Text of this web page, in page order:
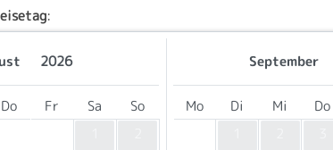
:
2026
Do Fr Sa
So
September
Mo Di Mi Do